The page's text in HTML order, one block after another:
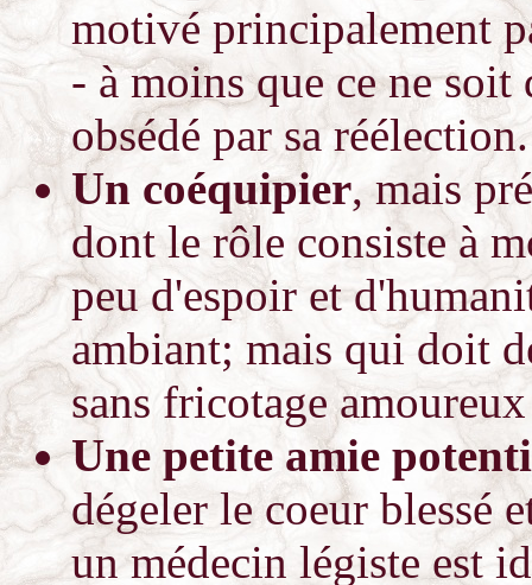
motivé principalement
- à moins que ce ne
obsédé par sa réélection.
Un coéquipier, mais
dont le rôle consiste à
peu d'espoir et
ambiant; mais qui doit
sans fricotage
Une petite amie
dégeler le coeur blessé
un médecin légiste est